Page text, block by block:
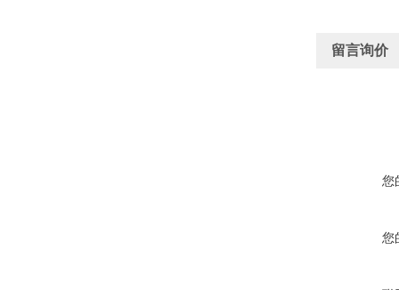
留言询价
您
您